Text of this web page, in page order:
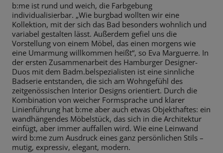
b:me ist rund und weich, die Farbgebung
individualisierbar. „Wie burgbad wollten wir eine
Kollektion, mit der sich das Bad besonders wohnlich und
variabel gestalten lässt. Außerdem gefiel uns die
Vorstellung von einem Möbel, das einen morgens wie
eine Umarmung willkommen heißt“, so Eva Marguerre. In
der ersten Zusammenarbeit des Hamburger Designer-
Duos mit dem Badm.belspezialisten ist eine sinnliche
Badserie entstanden, die sich am Wohngefühl des
zeitgenössischen Interior Designs orientiert. Durch die
Kombination von weicher Formsprache und klarer
Linienführung hat b:me aber auch etwas Objekthaftes: ein
wandhängendes Möbelstück, das sich in die Architektur
einfügt, aber immer auffallen wird. Wie eine Leinwand
wird b:me zum Ausdruck eines ganz persönlichen Stils –
mutig, expressiv, elegant, modern.